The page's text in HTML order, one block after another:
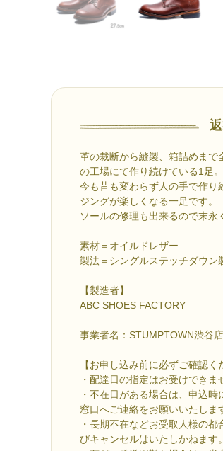
革の裁断から縫製、箱詰めま
の工場にて作り続けている1足。
今も昔も変わらず人の手で作り
ジングが楽しくなる一足です。
ソールの修理も出来るので末永
素材＝オイルドレザー
製法＝シングルステッチダウン
【製造者】
ABC SHOES FACTORY
事業者名：STUMPTOWN渋谷店
【お申し込み前に必ずご確認く
・配達日の指定はお受けできま
・不在日がある場合は、申込
窓口へご連絡をお願いいたしま
・長期不在などお受取人様の
びキャンセルはいたしかねます。